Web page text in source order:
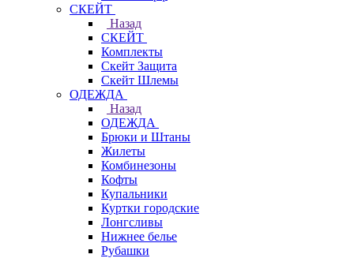
СКЕЙТ
Назад
СКЕЙТ
Комплекты
Скейт Защита
Скейт Шлемы
ОДЕЖДА
Назад
ОДЕЖДА
Брюки и Штаны
Жилеты
Комбинезоны
Кофты
Купальники
Куртки городские
Лонгсливы
Нижнее белье
Рубашки